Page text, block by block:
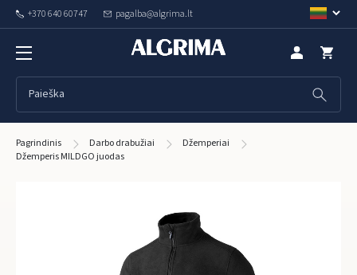
+370 640 60747 pagalba@algrima.lt
Pagrindinis Darbo drabužiai
Džemperiai
Džemperis MILDGO juodas